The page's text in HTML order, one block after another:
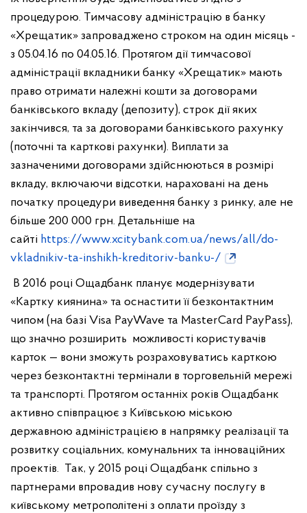
процедурою. Тимчасову адміністрацію в банку
«Хрещатик» запроваджено строком на один місяць -
з 05.04.16 по 04.05.16. Протягом дії тимчасової
адміністрації вкладники банку «Хрещатик» мають
право отримати належні кошти за договорами
банківського вкладу (депозиту), строк дії яких
закінчився, та за договорами банківського рахунку
(поточні та карткові рахунки). Виплати за
зазначеними договорами здійснюються в розмірі
вкладу, включаючи відсотки, нараховані на день
початку процедури виведення банку з ринку, але не
більше 200 000 грн. Детальніше на
сайті https://www.xcitybank.com.ua/news/all/do-
vkladnikiv-ta-inshikh-kreditoriv-banku-/
В 2016 році Ощадбанк планує модернізувати
«Картку киянина» та оснастити її безконтактним
чипом (на базі Visa PayWave та MasterCard PayPass),
що значно розширить можливості користувачів
карток — вони зможуть розраховуватись карткою
через безконтактні термінали в торговельній мережі
та транспорті. Протягом останніх років Ощадбанк
активно співпрацює з Київською міською
державною адміністрацією в напрямку реалізації та
розвитку соціальних, комунальних та інноваційних
проектів. Так, у 2015 році Ощадбанк спільно з
партнерами впровадив нову сучасну послугу в
київському метрополітені з оплати проїзду з